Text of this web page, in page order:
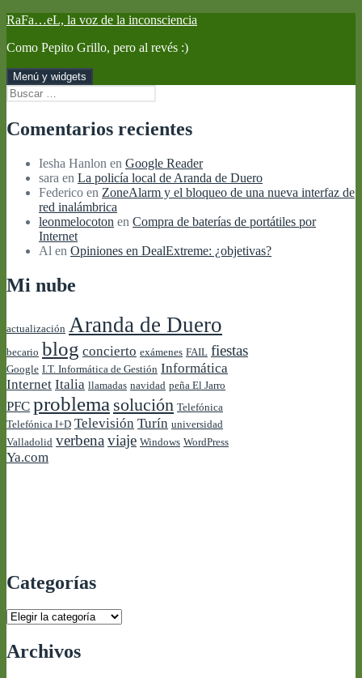
Saltar
contenido
RaFa…eL, la voz de la inconsciencia
Como Pepito Grillo, pero al revés :)
Menú y widgets
Buscar:
Comentarios recientes
Iesha Hanlon en Google Reader
sara en La policía local de Aranda de Duero
Federico en ZoneAlarm y el bloqueo de una nueva interfaz de
red inalámbrica
leonmelocoton en Compra de baterías de portátiles por
Internet
Al en Opiniones en DealExtreme: ¿objetivas?
Mi nube
actualización Aranda de Duero
becario blog concierto exámenes FAIL fiestas
Google I.T. Informática de Gestión Informática
Internet Italia llamadas navidad peña El Jarro
PFC problema solución Telefónica
Telefónica I+D Televisión Turín universidad
Valladolid verbena viaje Windows WordPress
Ya.com
Categorías
Categorías
Archivos